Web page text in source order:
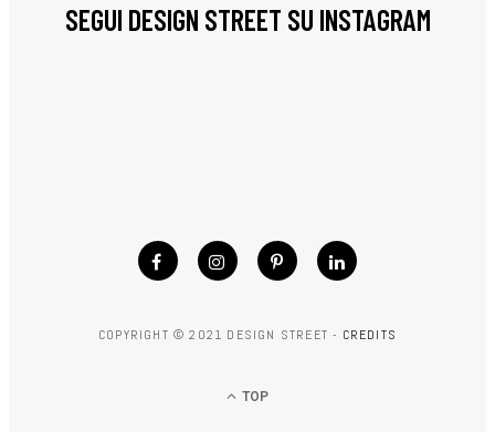
SEGUI DESIGN STREET SU INSTAGRAM
COPYRIGHT © 2021 DESIGN STREET - CREDITS
TOP